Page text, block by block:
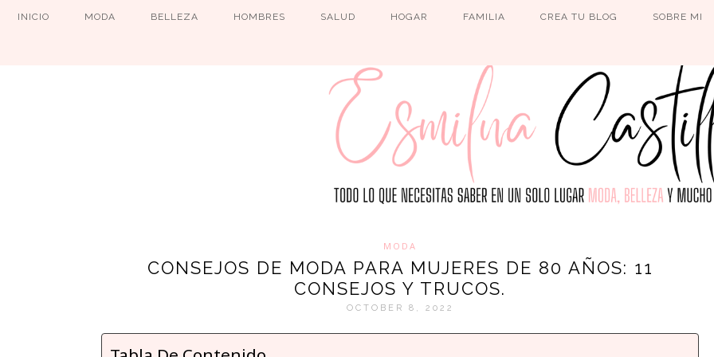
INICIO MODA BELLEZA HOMBRES SALUD HOGAR FAMILIA CREA TU BLOG SOBRE MI
MODA
CONSEJOS DE MODA PARA MUJERES DE 80 AÑOS: 11
CONSEJOS Y TRUCOS.
OCTOBER 8, 2022